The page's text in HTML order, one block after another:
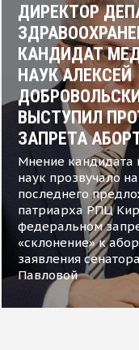
ДИРЕКТОР
КАНДИДАТ
НАУК АЛЕКСЕЙ
ВЫСТУПИЛ
ЗАПРЕТА
Мнение кандидата
наук прозвучало
последнего
патриарха РПЦ
федеральном
«склонение» к
заявления
Павловой